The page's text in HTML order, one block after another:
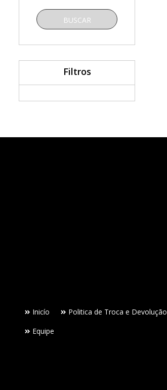
BUSCAR
Filtros
Inicío Politica de Troca e Devolução
Equipe